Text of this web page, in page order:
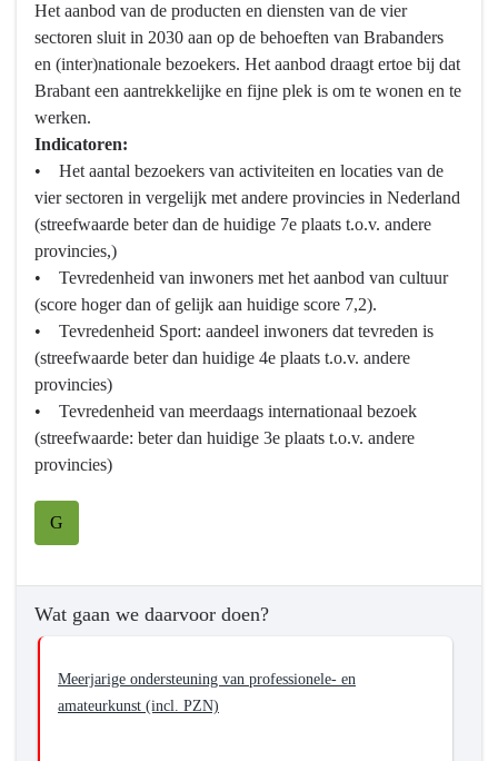
Programma
Cultuur,
Erfgoed,
Sport
Vrijetijd
willen
bereiken?
naar
navigatie
Programma
Cultuur,
Erfgoed,
Sport
Vrijetijd
Wat
willen
we
bereiken?
Bevorderen
van
breed
met
focus
jongeren
(inclusief
Het aanbod van de producten en diensten van de vier
sectoren sluit in 2030 aan op de behoeften van Brabanders
en (inter)nationale bezoekers. Het aanbod draagt ertoe bij dat
Brabant een aantrekkelijke en fijne plek is om te wonen en te
werken.
Indicatoren:
• Het aantal bezoekers van activiteiten en locaties van de
vier sectoren in vergelijk met andere provincies in Nederland
(streefwaarde beter dan de huidige 7e plaats t.o.v. andere
provincies,)
• Tevredenheid van inwoners met het aanbod van cultuur
(score hoger dan of gelijk aan huidige score 7,2).
• Tevredenheid Sport: aandeel inwoners dat tevreden is
(streefwaarde beter dan huidige 4e plaats t.o.v. andere
provincies)
• Tevredenheid van meerdaags internationaal bezoek
(streefwaarde: beter dan huidige 3e plaats t.o.v. andere
provincies)
G
Wat gaan we daarvoor doen?
Meerjarige ondersteuning van professionele- en
amateurkunst (incl. PZN)